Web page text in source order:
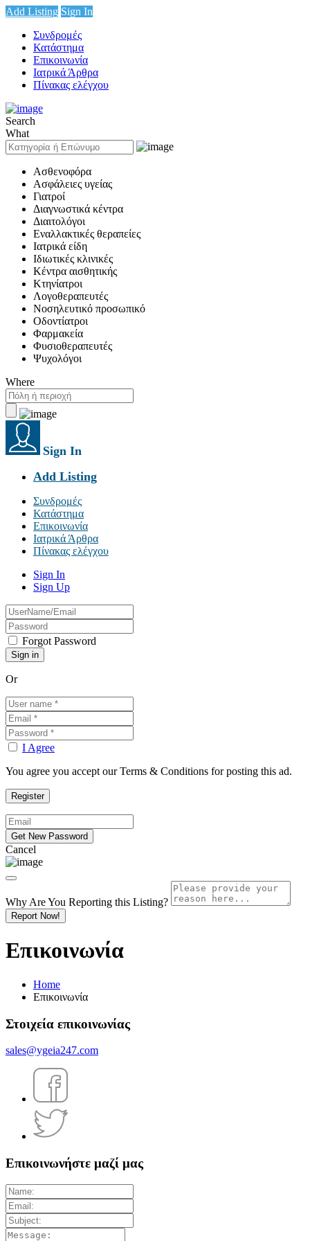
Add Listing Sign In
Συνδρομές
Κατάστημα
Επικοινωνία
Ιατρικά Άρθρα
Πίνακας ελέγχου
Search
What
Ασθενοφόρα
Ασφάλειες υγείας
Γιατροί
Διαγνωστικά κέντρα
Διαιτολόγοι
Εναλλακτικές θεραπείες
Ιατρικά είδη
Ιδιωτικές κλινικές
Κέντρα αισθητικής
Κτηνίατροι
Λογοθεραπευτές
Νοσηλευτικό προσωπικό
Οδοντίατροι
Φαρμακεία
Φυσιοθεραπευτές
Ψυχολόγοι
Where
Sign In
Add Listing
Συνδρομές
Κατάστημα
Επικοινωνία
Ιατρικά Άρθρα
Πίνακας ελέγχου
Sign In
Sign Up
Forgot Password
Or
I Agree
You agree you accept our Terms & Conditions for posting this ad.
Cancel
Why Are You Reporting this Listing?
Report Now!
Επικοινωνία
Home
Επικοινωνία
Στοιχεία επικοινωνίας
sales@ygeia247.com
Επικοινωνήστε μαζί μας